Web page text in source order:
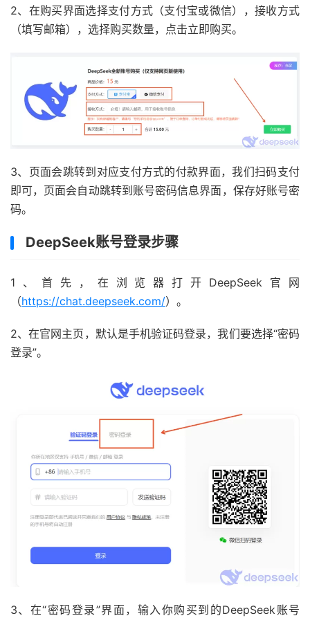
2、在购买界面选择支付方式（支付宝或微信），接收方式
（填写邮箱），选择购买数量，点击立即购买。
3、页面会跳转到对应支付方式的付款界面，我们扫码支付
即可，页面会自动跳转到账号密码信息界面，保存好账号密
码。
DeepSeek账号登录步骤
1、首先，在浏览器打开DeepSeek官网
（https://chat.deepseek.com/）。
2、在官网主页，默认是手机验证码登录，我们要选择“密码
登录”。
3、在“密码登录”界面，输入你购买到的DeepSeek账号